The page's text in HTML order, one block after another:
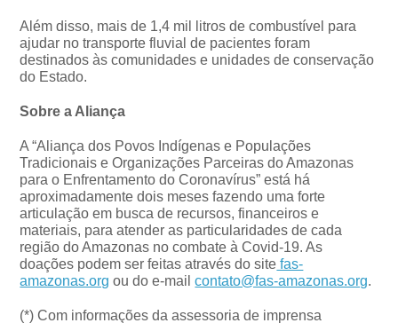
Além disso, mais de 1,4 mil litros de combustível para
ajudar no transporte fluvial de pacientes foram
destinados às comunidades e unidades de conservação
do Estado.
Sobre a Aliança
A “Aliança dos Povos Indígenas e Populações
Tradicionais e Organizações Parceiras do Amazonas
para o Enfrentamento do Coronavírus” está há
aproximadamente dois meses fazendo uma forte
articulação em busca de recursos, financeiros e
materiais, para atender as particularidades de cada
região do Amazonas no combate à Covid-19. As
doações podem ser feitas através do site fas-
amazonas.org ou do e-mailcontato@fas-amazonas.org.
(*) Com informações da assessoria de imprensa